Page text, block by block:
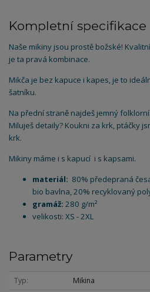
Kompletní specifikace
Naše mikiny jsou prostě božské!
je ta pravá kombinace.
Mikča je bez kapuce i kapes, je to
šatníku.
Na přední straně najdeš jemný
Miluješ detaily? Koukni za krk, ptáčky
krk.
Mikiny máme i s kapucí i s kapsami.
materiál: 80% předepraná
bio bavlna, 20% recyklovaný
gramáž: 280 g/m²
velikosti: XS - 2XL
Parametry
Typ
Mikina